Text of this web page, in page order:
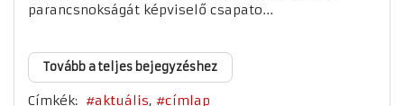
parancsnokságát képviselő csapato...
Tovább a teljes bejegyzéshez
Címkék: aktuális címlap